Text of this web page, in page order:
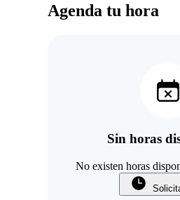
Agenda tu hora
Sin horas
No existen horas